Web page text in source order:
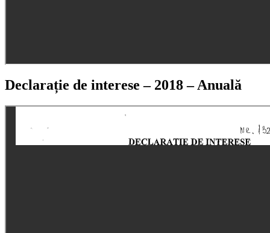
Declarație de interese – 2018 – Anuală